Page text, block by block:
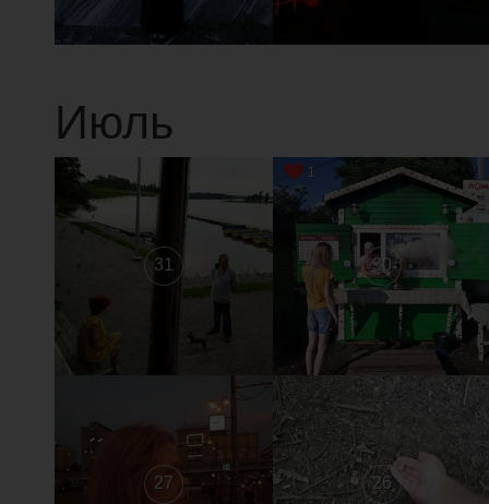
Июль
31 30
1
27 26